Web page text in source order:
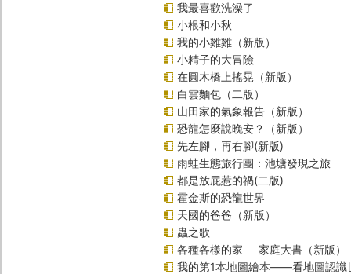
我最喜歡洗澡了
小根和小秋
我的小雞雞（新版）
小精子的大冒險
在圓木橋上搖晃（新版）
白雲麵包（二版）
山田家的氣象報告（新版）
恐龍怎麼說晚安？（新版）
先左腳，再右腳(新版)
雨蛙生態旅行團：池塘發現之旅
都是放屁惹的禍(二版)
霍金斯的恐龍世界
天國的爸爸（新版）
蟲之歌
各種各樣的家──家庭大書（新版）
我的第1本地圖繪本――看地圖認識